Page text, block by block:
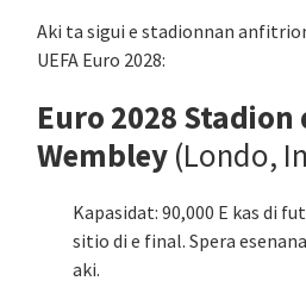
Aki ta sigui e stadionnan
UEFA Euro 2028:
Euro 2028 Stadion
Wembley (Londo,
Kapasidat: 90,000 E kas di
sitio di e final. Spera
aki.